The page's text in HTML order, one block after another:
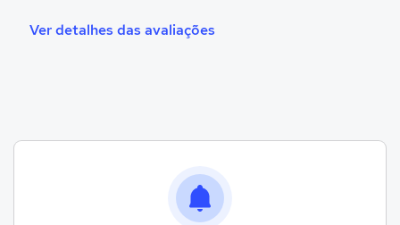
Ver detalhes das avaliações